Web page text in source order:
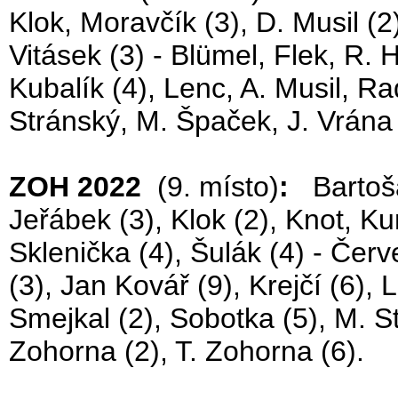
Klok, Moravčík (3), D. Musil
Vitásek (3) - Blümel, Flek, R.
Kubalík (4), Lenc, A. Musil,
Stránský, M. Špaček, J.
ZOH 2022 (9. místo):
Jeřábek (3), Klok (2), Knot,
Sklenička (4), Šulák (4) -
(3), Jan Kovář (9), Krejčí (6),
Smejkal (2), Sobotka (5), M.
Zohorna (2), T. Zohorna (6).